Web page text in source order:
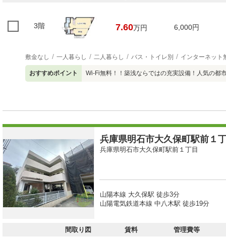
3階 7.60万円 6,000円
敷金なし 一人暮らし 二人暮らし バス・トイレ別 インターネット
おすすめポイント Wi-Fi無料！！築浅ならではの充実設備！人気の
兵庫県明石市大久保町駅前１
兵庫県明石市大久保町駅前１丁目
山陽本線 大久保駅 徒歩3分
山陽電気鉄道本線 中八木駅 徒歩19分
間取り図 賃料 管理費等